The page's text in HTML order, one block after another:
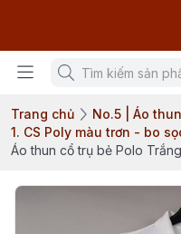
Trang chủ
No.5 | Áo
1. CS Poly màu trơn - bo
Áo thun cổ trụ bẻ Polo